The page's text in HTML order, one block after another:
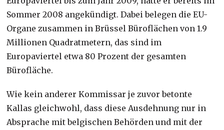
Sommer 2008 angekündigt. Dabei belegen die EU-
Organe zusammen in Brüssel Büroflächen von 1.9
Millionen Quadratmetern, das sind im
Europaviertel etwa 80 Prozent der gesamten
Bürofläche.
Wie kein anderer Kommissar je zuvor betonte
Kallas gleichwohl, dass diese Ausdehnung nur in
Absprache mit belgischen Behörden und mit der